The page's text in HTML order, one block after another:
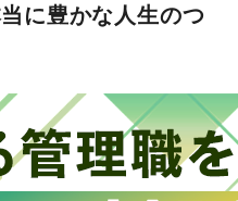
に豊かな人生のつ